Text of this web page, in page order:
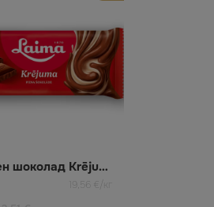
Млечен шоколад Krējuma Laima
19,56 €/кг